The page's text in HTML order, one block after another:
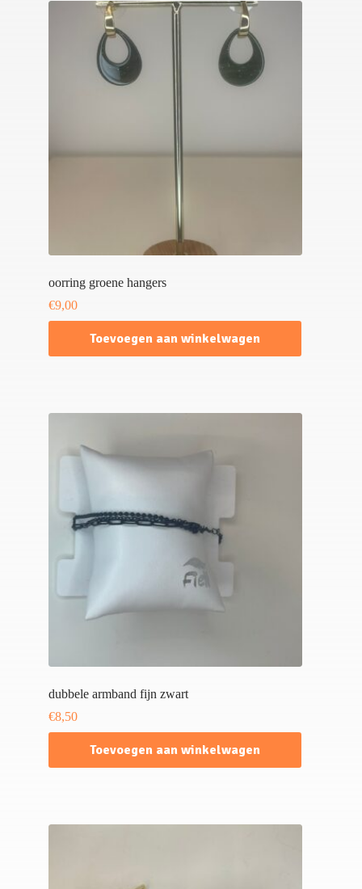
oorring groene hangers
€9,00
Toevoegen aan winkelwagen
dubbele armband fijn zwart
€8,50
Toevoegen aan winkelwagen